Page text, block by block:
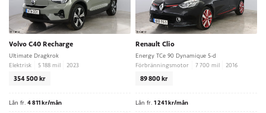
Volvo C40 Recharge
Ultimate Dragkrok
Elektrisk
5 188 mil 2023
354 500 kr
Lån fr. 4 811 kr/mån
Renault Clio
Energy TCe 90 Dynamique 5-d
Förbränningsmotor
7 700 mil 2016
89 800 kr
Lån fr. 1 241 kr/mån